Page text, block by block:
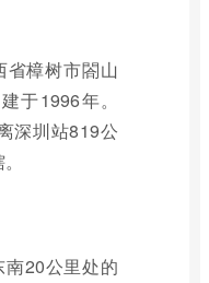
省樟树市閤山
于1996年。
深圳站819公
20公里处的